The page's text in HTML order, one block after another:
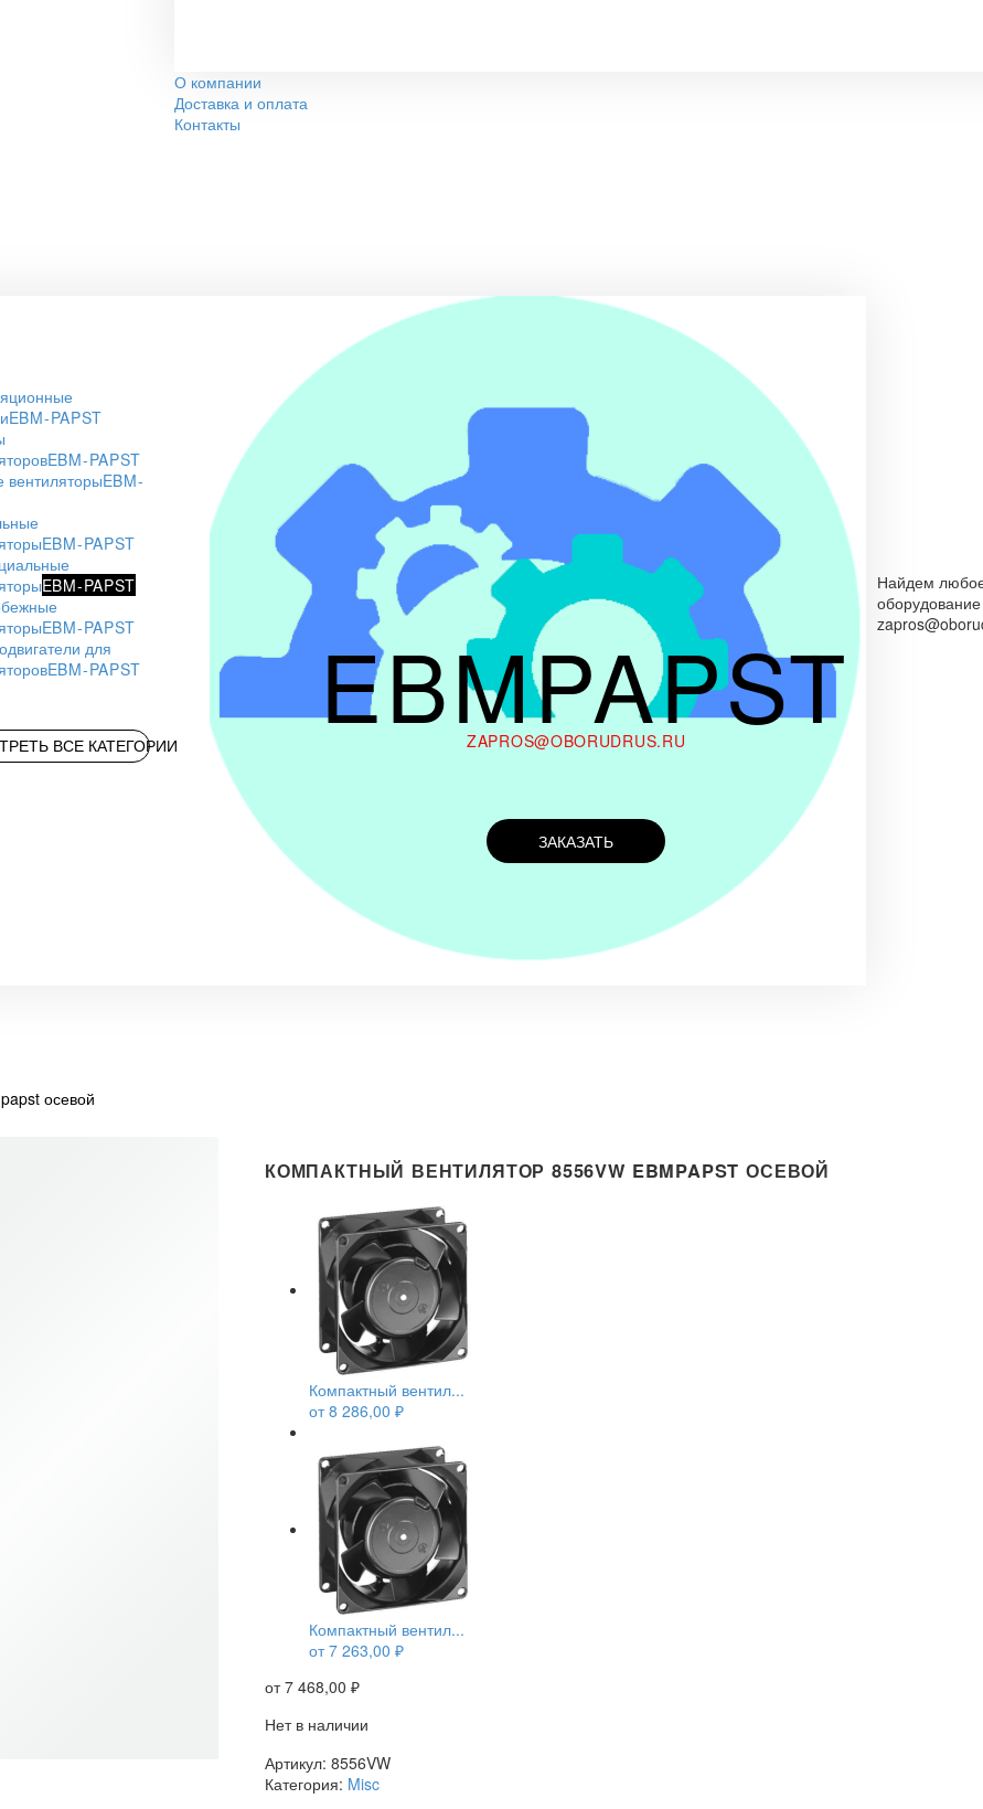
О компании
Доставка и оплата
Контакты
EBM-PAPST
EBM-PAPST
вентиляторыEBM-
EBM-PAPST
EBM-PAPST
EBM-PAPST
для
EBM-PAPST
ВСЕ КАТЕГОРИИ EBMPAPST
ZAPROS@OBORUDRUS.RU
ЗАКАЗАТЬ
Найдем
оборудование
осевой
КОМПАКТНЫЙ ВЕНТИЛЯТОР 8556VW EBMPAPST ОСЕВОЙ
Компактный вентил...
от8 286,00 ₽
Компактный вентил...
от7 263,00 ₽
от7 468,00 ₽
Нет в наличии
Артикул: 8556VW
Категория: Misc